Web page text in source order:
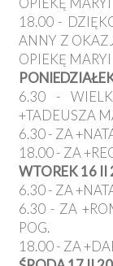
18.00 -
ANNY Z
OPIEKĘ MARYI
6.30 -
+TADEUSZA
6.30 - ZA
18.00 - ZA
WTOREK 16 II
6.30 - ZA
6.30 - ZA
POG.
18.00 - ZA